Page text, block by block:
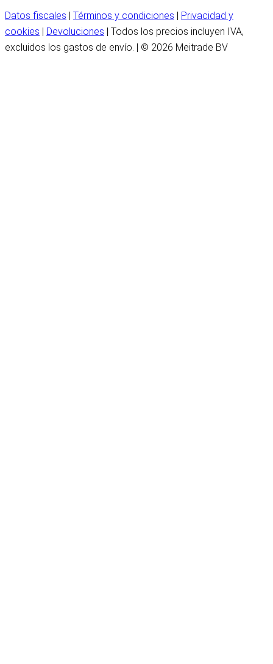
Datos fiscales Términos y condiciones
Privacidad y
cookies
Devoluciones | Todos los precios incluyen IVA,
excluidos los gastos de envío. | © 2026 Meitrade BV